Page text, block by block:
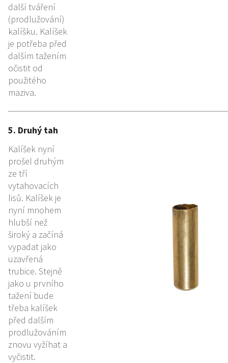
další tváření
(prodlužování)
kalíšku. Kalíšek
je potřeba před
dalším tažením
očistit od
použitého
maziva.
5. Druhý tah
Kalíšek nyní
prošel druhým
ze tří
vytahovacích
lisů. Kalíšek je
nyní mnohem
hlubší než
široký a začíná
vypadat jako
uzavřená
trubice. Stejně
jako u prvního
tažení bude
třeba kalíšek
před dalším
prodlužováním
znovu vyžíhat a
vyčistit.